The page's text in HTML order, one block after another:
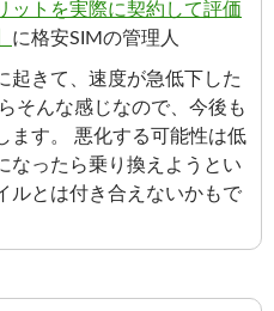
ットを実際に契約して評価
に格安SIMの管理人
起きて、速度が急低下した
そんな感じなので、今後も
ます。 悪化する可能性は低
なったら乗り換えようとい
ルとは付き合えないかもで